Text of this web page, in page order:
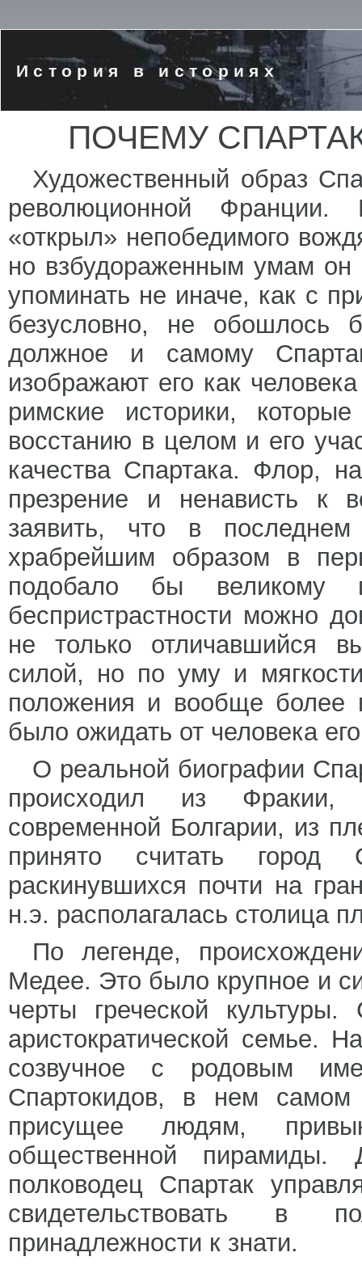
История в историях
ПОЧЕМУ
Художественный образ
революционной Франции.
«открыл» непобедимого
но взбудораженным умам он
упоминать не иначе, как с
безусловно, не обошлось
должное и самому
изображают его как
римские историки,
восстанию в целом и его
качества Спартака. Флор,
презрение и ненависть к
заявить, что в
храбрейшим образом в
подобало бы великому
беспристрастности можно
не только отличавшийся
силой, но по уму и
положения и вообще более
было ожидать от человека
О реальной биографии
происходил из Фракии,
современной Болгарии, из
принято считать город
раскинувшихся почти на
н.э. располагалась столица
По легенде,
Медее. Это было крупное и
черты греческой
аристократической семье.
созвучное с родовым
Спартокидов, в нем самом
присущее людям,
общественной
полководец Спартак
свидетельствовать в
принадлежности к знати.